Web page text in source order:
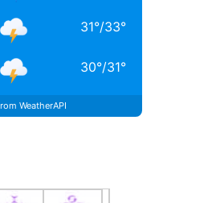
31°/33°
30°/31°
WeatherAPI